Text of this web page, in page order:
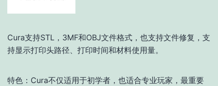
Cura支持STL，3MF和OBJ文件格式，也支持文件修复，支
持显示打印头路径、打印时间和材料使用量。
特色：Cura不仅适用于初学者，也适合专业玩家，最重要